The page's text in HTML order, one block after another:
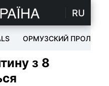
RU
ОРМУЗСКИЙ ПРОЛИВ
з 8